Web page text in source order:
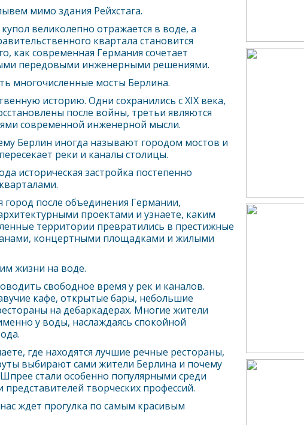
мимо здания Рейхстага.
великолепно отражается в воде, а
квартала становится
как современная Германия сочетает
передовыми инженерными решениями.
многочисленные мосты Берлина.
историю. Одни сохранились с XIX века,
после войны, третьи являются
современной инженерной мысли.
Берлин иногда называют городом мостов и
реки и каналы столицы.
историческая застройка постепенно
город после объединения Германии,
проектами и узнаете, каким
территории превратились в престижные
концертными площадками и жилыми
жизни на воде.
свободное время у рек и каналов.
кафе, открытые бары, небольшие
на дебаркадерах. Многие жители
у воды, наслаждаясь спокойной
где находятся лучшие речные рестораны,
выбирают сами жители Берлина и почему
стали особенно популярными среди
творческих профессий.
ждет прогулка по самым красивым